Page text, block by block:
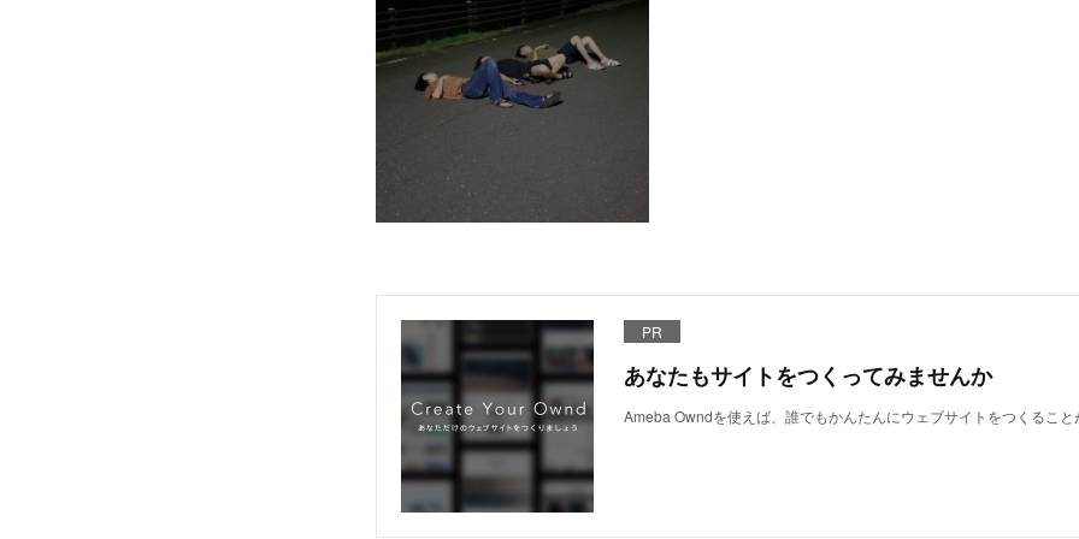
PR
あなたもサイトをつくってみませんか
Ameba Owndを使えば、誰でもかんたんにウェブサイトをつくること